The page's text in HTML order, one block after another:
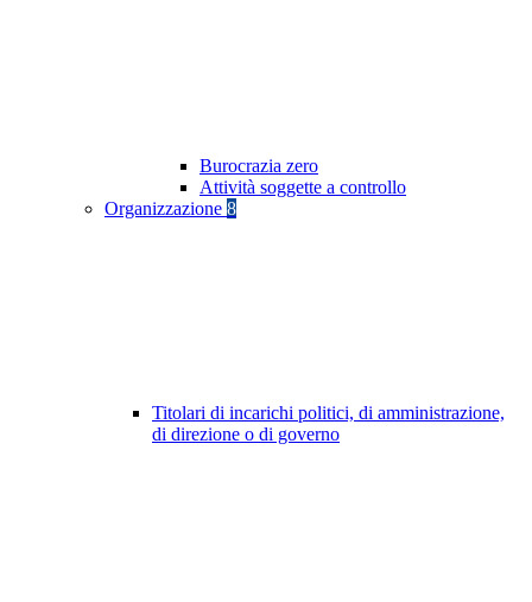
Burocrazia zero
Attività soggette a controllo
Organizzazione 8
Titolari di incarichi politici, di amministrazione,
di direzione o di governo